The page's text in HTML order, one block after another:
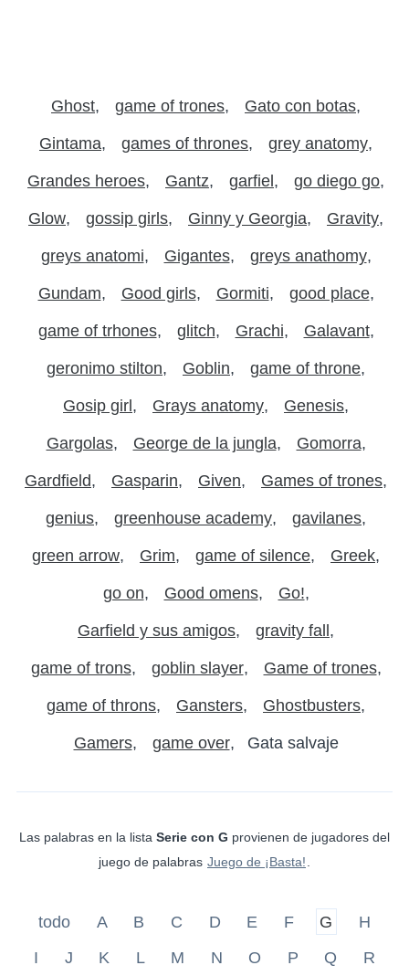
Ghost game of trones Gato con botas
Gintama games of thrones grey anatomy
Grandes heroes Gantz garfiel go diego go
Glow gossip girls Ginny y Georgia Gravity
greys anatomi Gigantes greys anathomy
Gundam Good girls Gormiti good place
game of trhones glitch Grachi Galavant
geronimo stilton Goblin game of throne
Gosip girl Grays anatomy Genesis
Gargolas George de la jungla Gomorra
Gardfield Gasparin Given Games of trones
genius greenhouse academy gavilanes
green arrow Grim game of silence Greek
go on Good omens Go!
Garfield y sus amigos gravity fall
game of trons goblin slayer Game of trones
game of throns Gansters Ghostbusters
Gamers game over Gata salvaje
Las palabras en la lista Serie con G provienen de jugadores del
juego de palabras Juego de ¡Basta!
todo A B C D E F G
H
I
J K L M N O P Q R